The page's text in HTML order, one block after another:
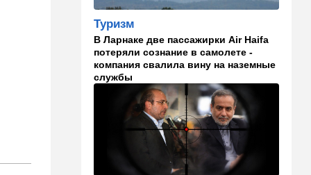
в "Мосаде"
00:07 Израиль
Стало известно, кому
принадлежит тело,
найденное в районе Петах-
Тиквы
Общество
Помогите найти: пропала
Эльмира из Рамат-Гана
Туризм
В Ларнаке две пассажирки Air Haifa
потеряли сознание в самолете -
компания свалила вину на наземные
службы